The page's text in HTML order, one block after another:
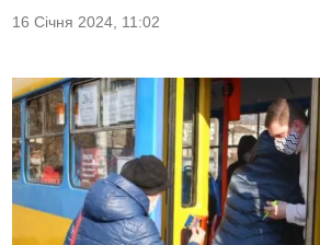
16 Січня 2024, 11:02